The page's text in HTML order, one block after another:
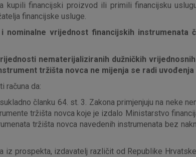
kupili financijski proizvod ili primili financijsku
financijske usluge.
nominalne vrijednost financijskih
nematerijaliziranih dužničkih
tržišta novca ne mijenja se radi uvođenja
računa da:
članku 64. st. 3. Zakona primjenjuju na neke
tržišta novca koje je izdalo Ministarstvo
tržišta novca navedenih instrumenata bez
izdavatelj različit od Republike Hrvatske
kolačići
kolačići
preglednik možete postaviti da
pohranjuju nikakve informacije